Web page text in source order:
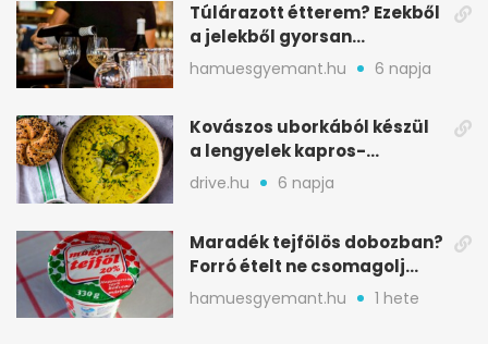
Túlárazott étterem? Ezekből
a jelekből gyorsan
észreveheted
hamuesgyemant.hu 6 napja
Kovászos uborkából készül
a lengyelek kapros-
savanykás levese
drive.hu 6 napja
Maradék tejfölös dobozban?
Forró ételt ne csomagolj
ilyen tégelybe
hamuesgyemant.hu 1 hete